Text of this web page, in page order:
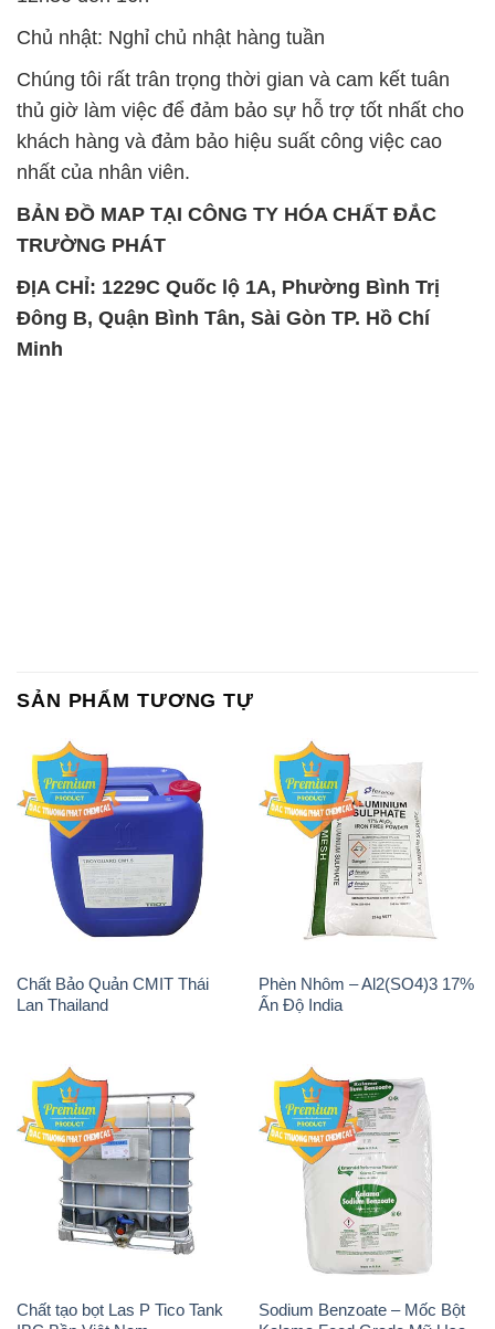
Chủ nhật: Nghỉ chủ nhật hàng tuần
Chúng tôi rất trân trọng thời gian và cam kết tuân
thủ giờ làm việc để đảm bảo sự hỗ trợ tốt nhất cho
khách hàng và đảm bảo hiệu suất công việc cao
nhất của nhân viên.
BẢN ĐỒ MAP TẠI CÔNG TY HÓA CHẤT ĐẮC
TRƯỜNG PHÁT
ĐỊA CHỈ: 1229C Quốc lộ 1A, Phường Bình Trị
Đông B, Quận Bình Tân, Sài Gòn TP. Hồ Chí
Minh
SẢN PHẨM TƯƠNG TỰ
Chất Bảo Quản CMIT Thái
Lan Thailand
Phèn Nhôm – Al2(SO4)3 17%
Ấn Độ India
Chất tạo bọt Las P Tico Tank
Sodium Benzoate – Mốc Bột